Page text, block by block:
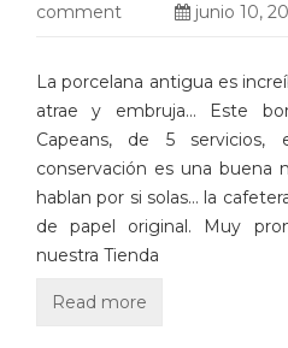
comment
junio 10,
La porcelana antigua es
atrae y embruja… Este
Capeans, de 5
conservación es una buena
hablan por si solas… la
de papel original. Muy
nuestra Tienda
Read more